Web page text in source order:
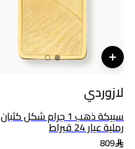
لازوردي
سبيكة ذهب 1 جرام شكل كثبان
رملية عيار 24 قيراط
809